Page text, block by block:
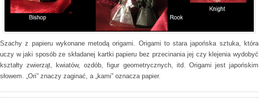
Szachy z papieru wykonane metodą origami. Origami to stara japońska sztuka, która
uczy w jaki sposób ze składanej kartki papieru bez przecinania jej czy klejenia wydobyć
kształty zwierząt, kwiatów, ozdób, figur geometrycznych, itd. Origami jest japońskim
słowem. „Ori” znaczy zaginać, a „kami” oznacza papier.